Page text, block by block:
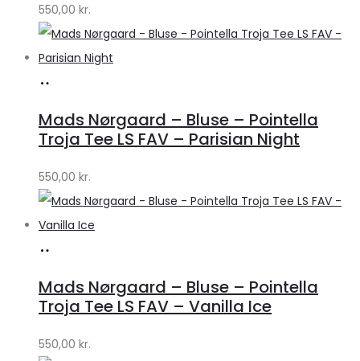
Lykke
550,00 kr.
Lykke
by
Lykke
Mads Nørgaard – Bluse – Pointella
Troja Tee LS FAV – Parisian Night
550,00 kr.
Lykke
by
Lykke
Mads Nørgaard – Bluse – Pointella
Troja Tee LS FAV – Vanilla Ice
550,00 kr.